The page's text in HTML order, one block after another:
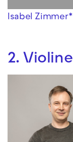
Isabel Zimmer*
2. Violine